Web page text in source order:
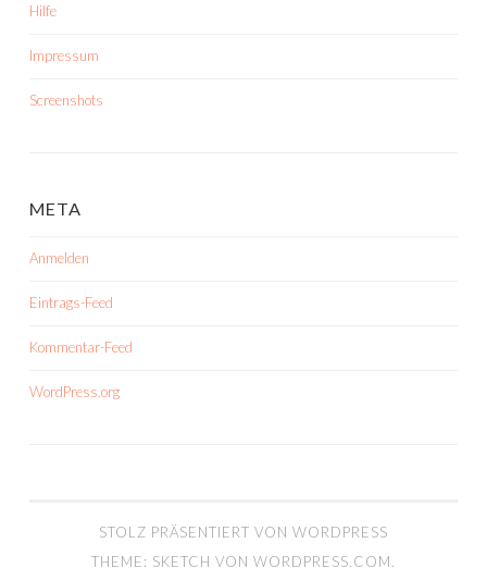
Hilfe
Impressum
Screenshots
META
Anmelden
Eintrags-Feed
Kommentar-Feed
WordPress.org
STOLZ PRÄSENTIERT VON WORDPRESS
THEME: SKETCH VON WORDPRESS.COM